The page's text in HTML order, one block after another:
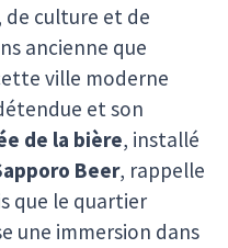
de culture et de
ancienne que
ville moderne
et son
de la bière, installé
Beer, rappelle
que le quartier
une immersion dans